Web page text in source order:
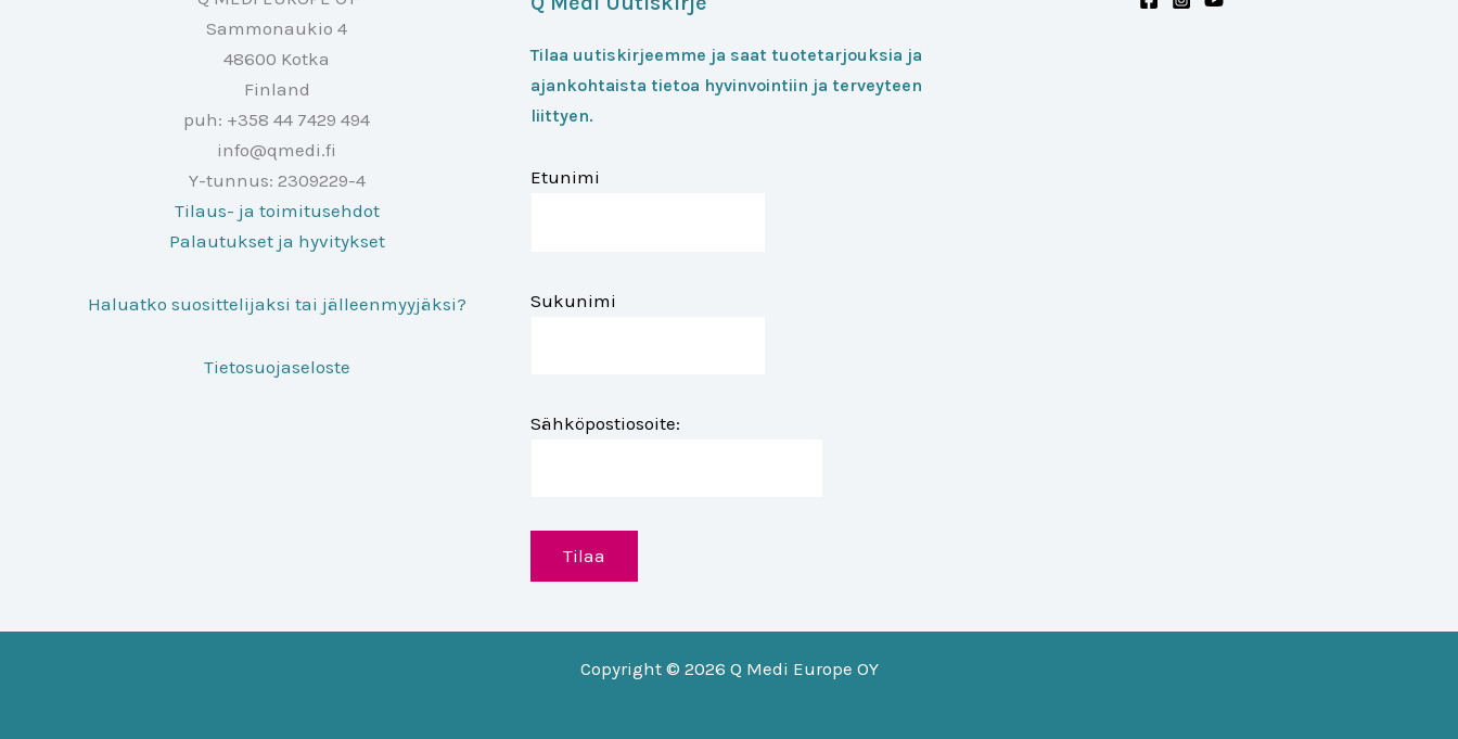
Sammonaukio 4
48600 Kotka
Finland
puh: +358 44 7429 494
info@qmedi.fi
Y-tunnus: 2309229-4
Tilaus- ja toimitusehdot
Palautukset ja hyvitykset
Haluatko suosittelijaksi tai jälleenmyyjäksi?
Tietosuojaseloste
Tilaa uutiskirjeemme ja saat tuotetarjouksia ja
ajankohtaista tietoa hyvinvointiin ja terveyteen
liittyen.
Etunimi
Sukunimi
Sähköpostiosoite:
Copyright © 2026 Q Medi Europe OY